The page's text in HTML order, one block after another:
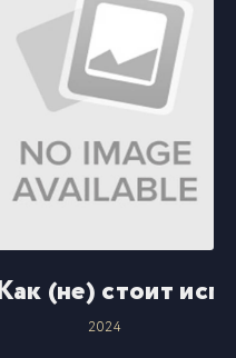
(не) стоит
2024